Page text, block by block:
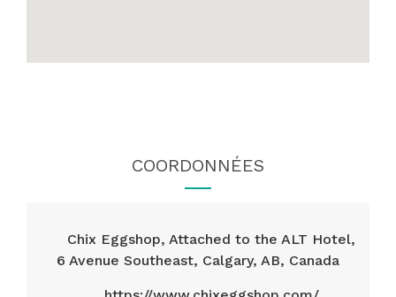
COORDONNÉES
Chix Eggshop, Attached to the ALT Hotel,
6 Avenue Southeast, Calgary, AB, Canada